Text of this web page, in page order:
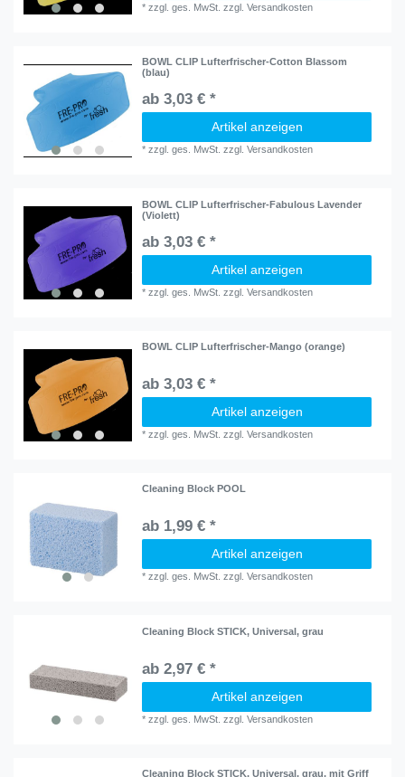
*zzgl. ges. MwSt. zzgl.Versandkosten
BOWL CLIP Lufterfrischer-Cotton Blassom
(blau)
ab 3,03 € *
Artikel anzeigen
*zzgl. ges. MwSt. zzgl.Versandkosten
BOWL CLIP Lufterfrischer-Fabulous Lavender
(Violett)
ab 3,03 € *
Artikel anzeigen
*zzgl. ges. MwSt. zzgl.Versandkosten
BOWL CLIP Lufterfrischer-Mango (orange)
ab 3,03 € *
Artikel anzeigen
*zzgl. ges. MwSt. zzgl.Versandkosten
Cleaning Block POOL
ab 1,99 € *
Artikel anzeigen
*zzgl. ges. MwSt. zzgl.Versandkosten
Cleaning Block STICK, Universal, grau
ab 2,97 € *
Artikel anzeigen
*zzgl. ges. MwSt. zzgl.Versandkosten
Cleaning Block STICK, Universal, grau, mit Griff